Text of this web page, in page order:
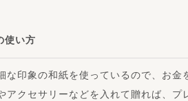
使い方
な印象の和紙を使っているので、お金
アクセサリーなどを入れて贈れば、プ